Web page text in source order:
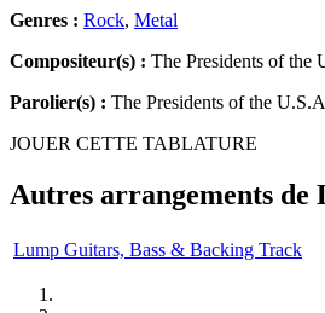
Genres : Rock, Metal
Compositeur(s) : The Presidents of
Parolier(s) : The Presidents of the
JOUER CETTE TABLATURE
Autres arrangements de
Lump Guitars, Bass & Backing Track